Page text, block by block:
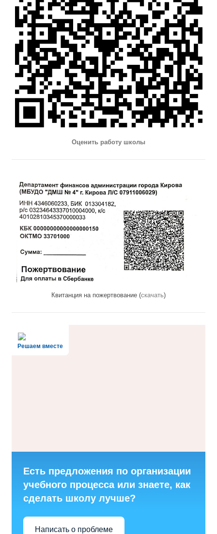
Оценить работу школы
Квитанция на пожертвование (скачать)
Решаем вместе
Есть предложения по организации
учебного процесса или знаете, как
сделать школу лучше?
Написать о проблеме